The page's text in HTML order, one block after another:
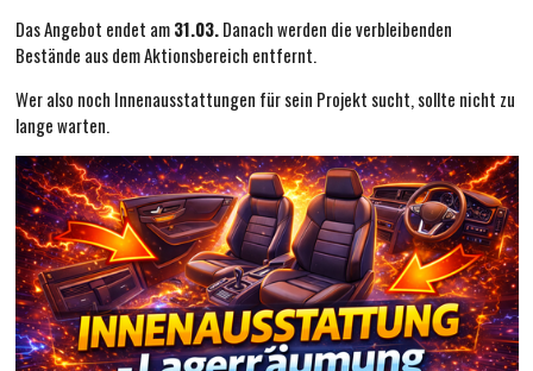
Das Angebot endet am31.03.Danach werden die verbleibenden
Bestände aus dem Aktionsbereich entfernt.
Wer also noch Innenausstattungen für sein Projekt sucht, sollte nicht zu
lange warten.